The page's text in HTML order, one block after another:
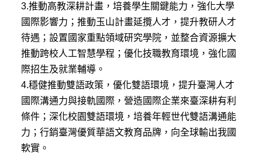
3.推動高教深耕計畫，培養學生關鍵能力，強化大學
國際影響力；推動玉山計畫延攬人才，提升教研人才
待遇；設置國家重點領域研究學院，並整合資源擴大
推動跨校人工智慧學程；優化技職教育環境，強化國
際招生及就業輔導。
4.穩健推動雙語政策，優化雙語環境，提升臺灣人才
國際溝通力與接軌國際，營造國際企業來臺深耕有利
條件；深化校園雙語環境，培養年輕世代雙語溝通能
力；行銷臺灣優質華語文教育品牌，向全球輸出我國
軟實。